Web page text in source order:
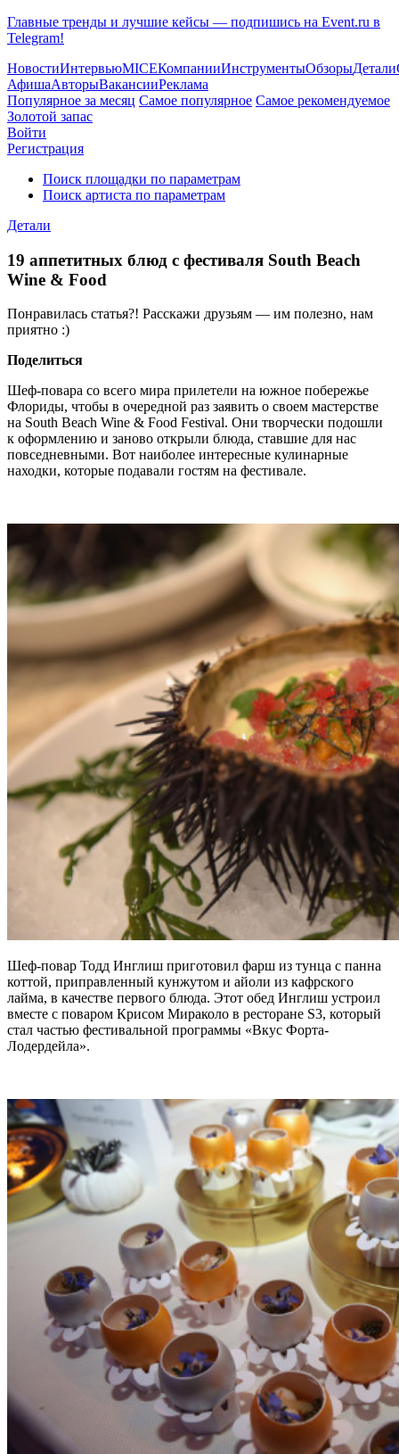
Главные тренды и лучшие кейсы — подпишись на Event.ru в
Telegram!
НовостиИнтервьюMICEКомпанииИнструментыОбзорыДетали
АфишаАвторыВакансииРеклама
Популярное за месяц Самое популярное Самое рекомендуемое
Золотой запас
Войти
Регистрация
Поиск площадки по параметрам
Поиск артиста по параметрам
Детали
19 аппетитных блюд с фестиваля South Beach
Wine & Food
Понравилась статья?! Расскажи друзьям — им полезно, нам
приятно :)
Поделиться
Шеф-повара со всего мира прилетели на южное побережье
Флориды, чтобы в очередной раз заявить о своем мастерстве
на South Beach Wine & Food Festival. Они творчески подошли
к оформлению и заново открыли блюда, ставшие для нас
повседневными. Вот наиболее интересные кулинарные
находки, которые подавали гостям на фестивале.
Шеф-повар Тодд Инглиш приготовил фарш из тунца с панна
коттой, приправленный кунжутом и айоли из кафрского
лайма, в качестве первого блюда. Этот обед Инглиш устроил
вместе с поваром Крисом Мираколо в ресторане S3, который
стал частью фестивальной программы «Вкус Форта-
Лодердейла».